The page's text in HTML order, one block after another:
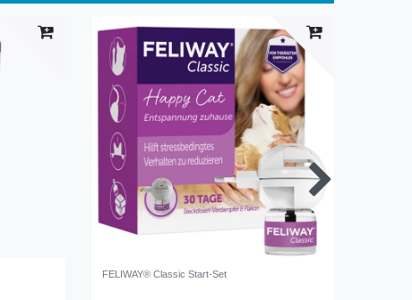
FELIWAY® Classic Start-Set